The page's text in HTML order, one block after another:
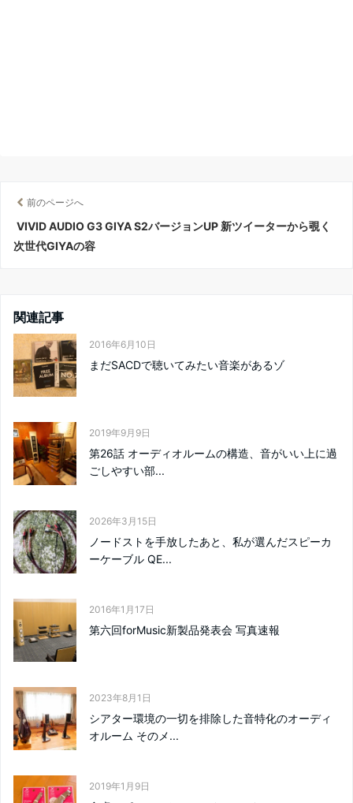
前のページへ
VIVID AUDIO G3 GIYA S2バージョンUP 新ツイーターから覗く
次世代GIYAの容
関連記事
2016年6月10日
まだSACDで聴いてみたい音楽があるゾ
2019年9月9日
第26話 オーディオルームの構造、音がいい上に過
ごしやすい部...
2026年3月15日
ノードストを手放したあと、私が選んだスピーカ
ーケーブル QE...
2016年1月17日
第六回forMusic新製品発表会 写真速報
2023年8月1日
シアター環境の一切を排除した音特化のオーディ
オルーム そのメ...
2019年1月9日